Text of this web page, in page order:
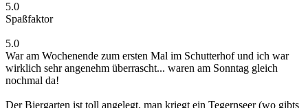
5.0
Spaßfaktor
5.0
War am Wochenende zum ersten Mal im Schutterhof und ich war
wirklich sehr angenehm überrascht... waren am Sonntag gleich
nochmal da!
Der Biergarten ist toll angelegt, man kriegt ein Tegernseer (wo gibts